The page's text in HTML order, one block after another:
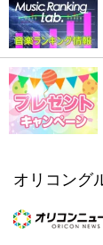
オリコング